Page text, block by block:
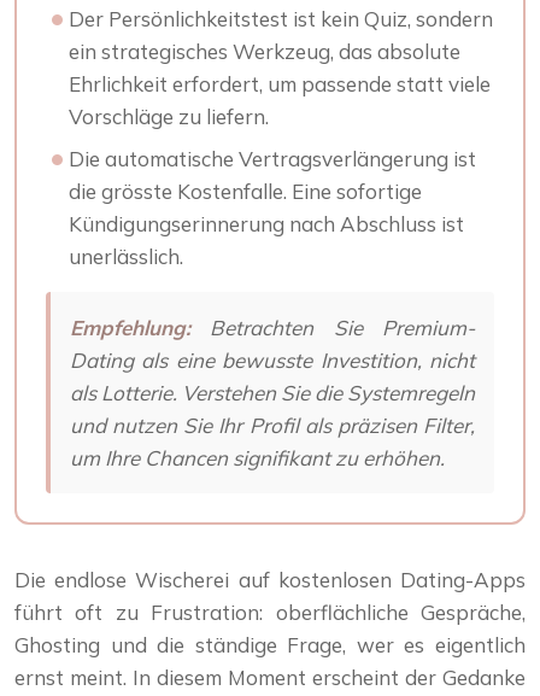
Der Persönlichkeitstest ist kein Quiz, sondern
ein strategisches Werkzeug, das absolute
Ehrlichkeit erfordert, um passende statt viele
Vorschläge zu liefern.
Die automatische Vertragsverlängerung ist
die grösste Kostenfalle. Eine sofortige
Kündigungserinnerung nach Abschluss ist
unerlässlich.
Empfehlung:Betrachten Sie Premium-
Dating als eine bewusste Investition, nicht
als Lotterie. Verstehen Sie die Systemregeln
und nutzen Sie Ihr Profil als präzisen Filter,
um Ihre Chancen signifikant zu erhöhen.
Die endlose Wischerei auf kostenlosen Dating-Apps
führt oft zu Frustration: oberflächliche Gespräche,
Ghosting und die ständige Frage, wer es eigentlich
ernst meint. In diesem Moment erscheint der Gedanke